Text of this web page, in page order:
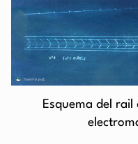
Esquema del